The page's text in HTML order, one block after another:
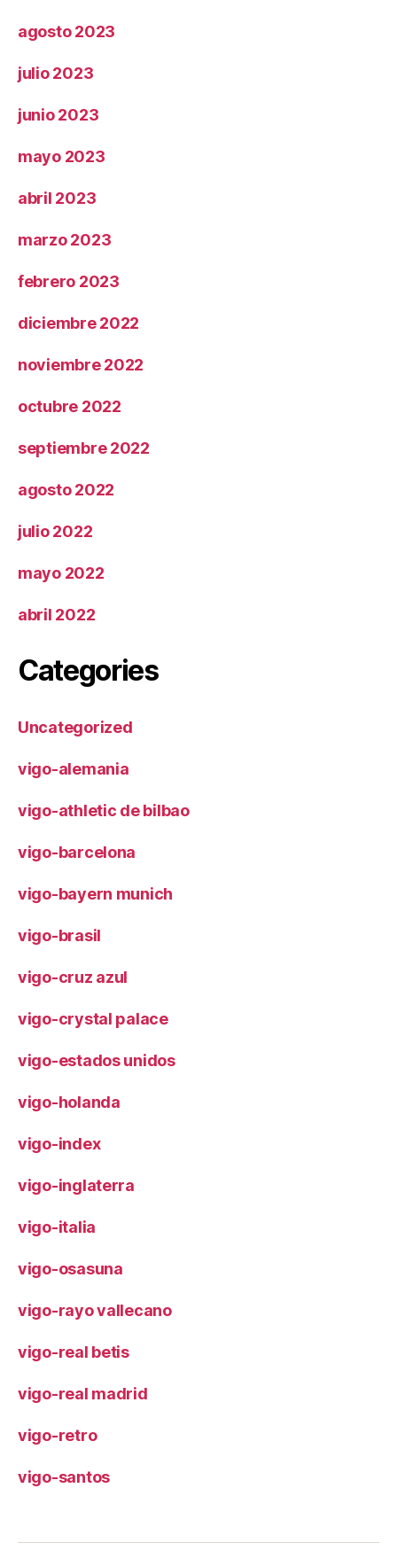
agosto 2023
julio 2023
junio 2023
mayo 2023
abril 2023
marzo 2023
febrero 2023
diciembre 2022
noviembre 2022
octubre 2022
septiembre 2022
agosto 2022
julio 2022
mayo 2022
abril 2022
Categories
Uncategorized
vigo-alemania
vigo-athletic de bilbao
vigo-barcelona
vigo-bayern munich
vigo-brasil
vigo-cruz azul
vigo-crystal palace
vigo-estados unidos
vigo-holanda
vigo-index
vigo-inglaterra
vigo-italia
vigo-osasuna
vigo-rayo vallecano
vigo-real betis
vigo-real madrid
vigo-retro
vigo-santos